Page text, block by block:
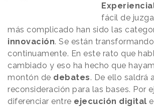
fácil de
más complicado han sido las
innovación. Se están transformando
continuamente. En este rato que
cambiado y eso ha hecho que
montón de debates. De ello saldrá
reconsideración para las bases. Por
diferenciar entre ejecución digital